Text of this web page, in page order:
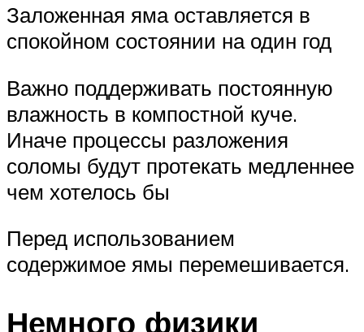
Заложенная яма оставляется в
спокойном состоянии на один год
Важно поддерживать постоянную
влажность в компостной куче.
Иначе процессы разложения
соломы будут протекать медленнее
чем хотелось бы
Перед использованием
содержимое ямы перемешивается.
Немного физики